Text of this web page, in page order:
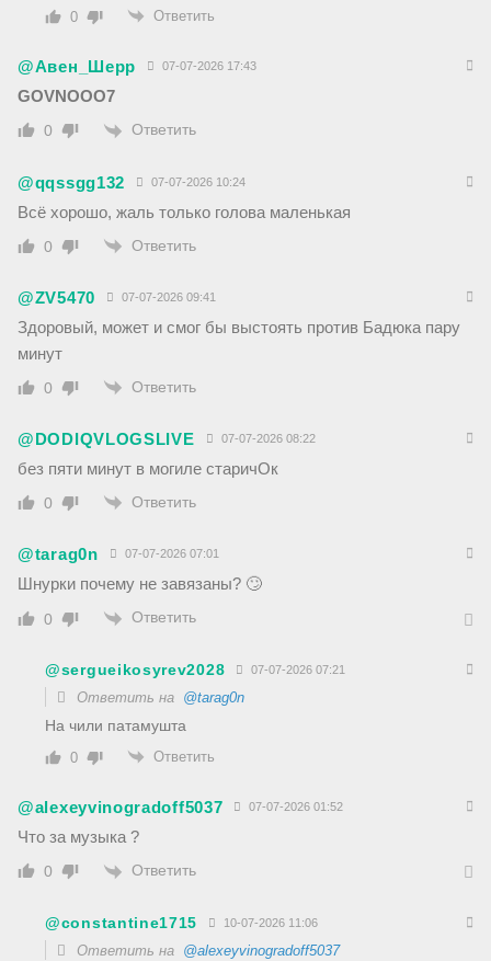
0 Ответить
@Авен_Шерр 07-07-2026 17:43
GOVNOOO7
0 Ответить
@qqssgg132 07-07-2026 10:24
Всё хорошо, жаль только голова маленькая
0 Ответить
@ZV5470 07-07-2026 09:41
Здоровый, может и смог бы выстоять против Бадюка пару
минут
0 Ответить
@DODIQVLOGSLIVE 07-07-2026 08:22
без пяти минут в могиле старичОк
0 Ответить
@tarag0n 07-07-2026 07:01
Шнурки почему не завязаны? 🙄
0 Ответить
@sergueikosyrev2028 07-07-2026 07:21
Ответить на @tarag0n
На чили патамушта
0 Ответить
@alexeyvinogradoff5037 07-07-2026 01:52
Что за музыка ?
0 Ответить
@constantine1715 10-07-2026 11:06
Ответить на @alexeyvinogradoff5037